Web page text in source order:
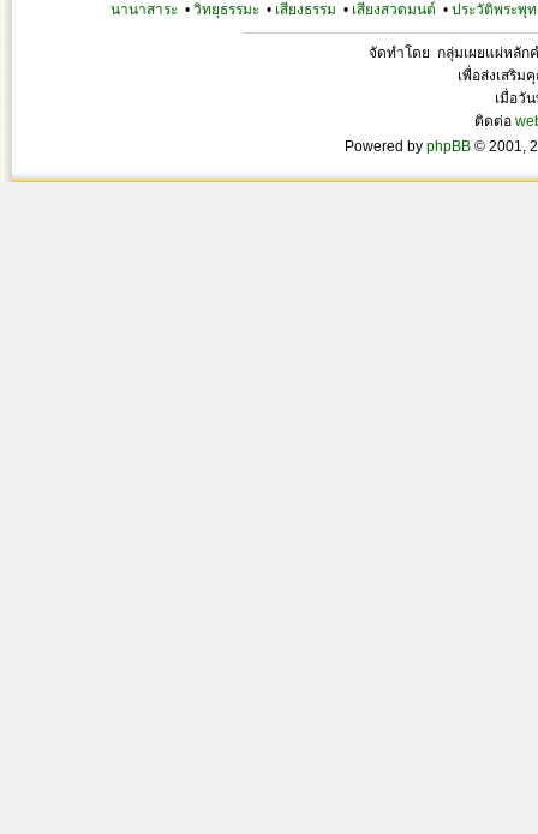
นานาสาระ• วิทยุธรรมะ• เสียงธรรม • เสียงสวดมนต์ • ประวัติพระพุท
จัดทำโดย กลุ่มเผยแผ่หลัก
เพื่อส่งเสริม
เมื่อวั
ติดต่อ
Powered by phpBB © 2001,